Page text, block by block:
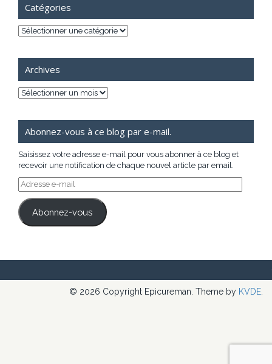
Catégories
Catégories
Archives
Archives
Abonnez-vous à ce blog par e-mail.
Saisissez votre adresse e-mail pour vous abonner à ce blog et
recevoir une notification de chaque nouvel article par email.
Adresse
e-
mail
Abonnez-vous
© 2026 Copyright Epicureman. Theme by KVDE.